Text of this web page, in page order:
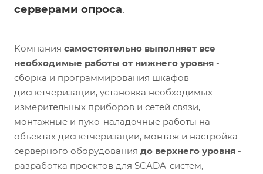
серверами опроса.
Компания самостоятельно выполняет все
необходимые работы от нижнего уровня -
сборка и программирования шкафов
диспетчеризации, установка необходимых
измерительных приборов и сетей связи,
монтажные и пуко-наладочные работы на
объектах диспетчеризации, монтаж и настройка
серверного оборудования до верхнего уровня -
разработка проектов для SCADA-систем,